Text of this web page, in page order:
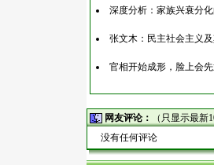
深度分析：家族兴衰分
张文木：民主社会主义
官相开始成形，脸上会
网友评论：
（只显示最
没有任何评论